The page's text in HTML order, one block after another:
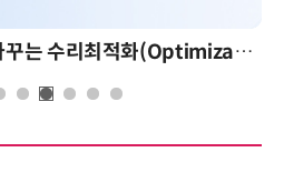
AI 시대의 의사결정을 바꾸는 수리최적화(Optimization): 실제 산업 적용 사례와 활용 전략